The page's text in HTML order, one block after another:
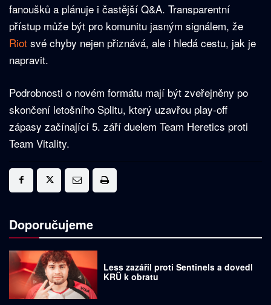
fanoušků a plánuje i častější Q&A. Transparentní
přístup může být pro komunitu jasným signálem, že
Riot své chyby nejen přiznává, ale i hledá cestu, jak je
napravit.
Podrobnosti o novém formátu mají být zveřejněny po
skončení letošního Splitu, který uzavřou play-off
zápasy začínající 5. září duelem Team Heretics proti
Team Vitality.
Doporučujeme
Less zazářil proti Sentinels a dovedl
KRÜ k obratu